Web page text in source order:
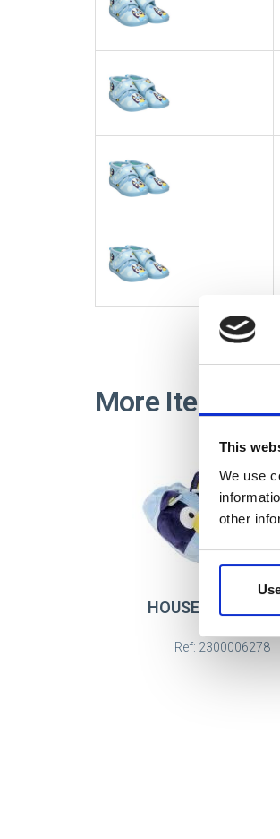
This
We use
other
More Items
HOUSE SLIPPERS
Ref: 2300006278